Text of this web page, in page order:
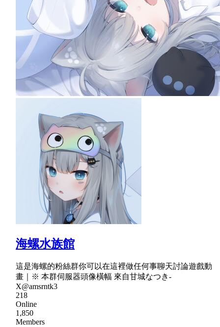
海螺水族館
這是海螺的粉絲群你可以在這裡做任何事聊天討論遊戲動
畫｜※ 本群伺服器頭像橫幅 來自甘城なつき-
X@amsrntk3
218
Online
1,850
Members